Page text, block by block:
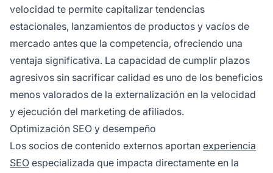
velocidad te permite capitalizar tendencias
estacionales, lanzamientos de productos y vacíos de
mercado antes que la competencia, ofreciendo una
ventaja significativa. La capacidad de cumplir plazos
agresivos sin sacrificar calidad es uno de los beneficios
menos valorados de la externalización en la velocidad
y ejecución del marketing de afiliados.
Optimización SEO y desempeño
Los socios de contenido externos aportan experiencia
SEO especializada que impacta directamente en la